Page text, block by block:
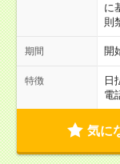
に
則
期間 開
特徴 日
電
気に